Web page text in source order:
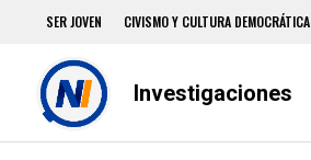
SER JOVEN CIVISMO Y CULTURA DEMOCRÁTICA
Investigaciones